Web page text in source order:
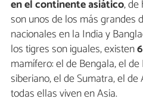
en el continente asiático, de
son unos de los más grandes
nacionales en la India y
los tigres son iguales, existen
mamífero: el de Bengala, el
siberiano, el de Sumatra, el
todas ellas viven en Asia.